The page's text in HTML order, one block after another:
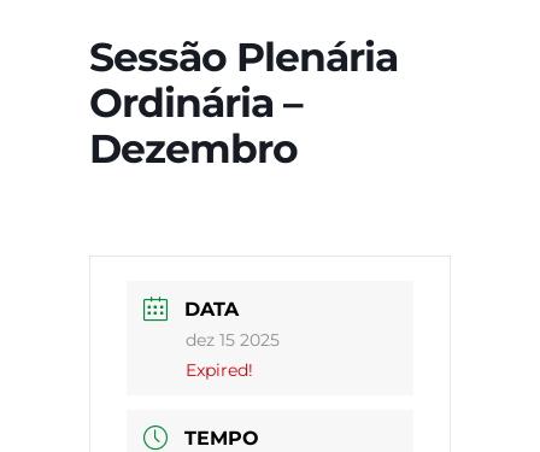
Sessão Plenária
Ordinária –
Dezembro
DATA
dez 15 2025
Expired!
TEMPO